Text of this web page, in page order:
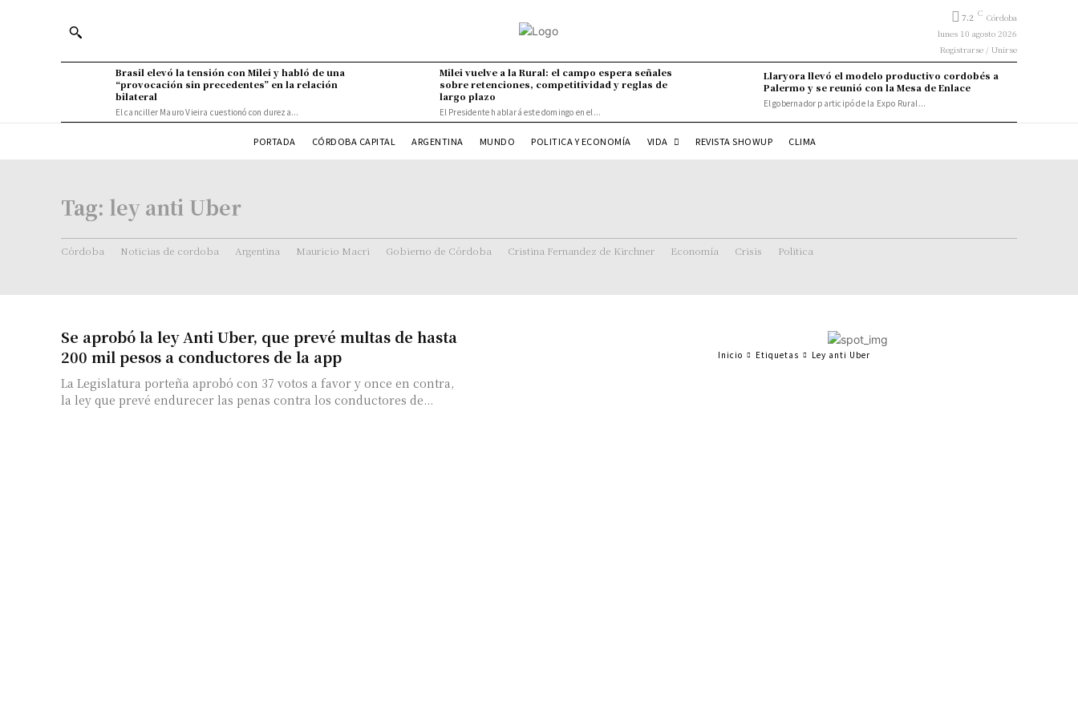
7.2 C Córdoba
lunes 10 agosto 2026
Registrarse / Unirse
Brasil elevó la tensión con Milei y habló de una
“provocación sin precedentes” en la relación
bilateral
El canciller Mauro Vieira cuestionó con dureza...
Milei vuelve a la Rural: el campo espera señales
sobre retenciones, competitividad y reglas de
largo plazo
El Presidente hablará este domingo en el...
Llaryora llevó el modelo productivo cordobés a
Palermo y se reunió con la Mesa de Enlace
El gobernador participó de la Expo Rural...
PORTADA CÓRDOBA CAPITAL ARGENTINA MUNDO POLITICA Y ECONOMÍA VIDA REVISTA SHOWUP CLIMA
Tag: ley anti Uber
Córdoba Noticias de cordoba Argentina Mauricio Macri Gobierno de Córdoba Cristina Fernandez de Kirchner Economía Crisis Politica
Se aprobó la ley Anti Uber, que prevé multas de hasta
200 mil pesos a conductores de la app
La Legislatura porteña aprobó con 37 votos a favor y once en contra,
la ley que prevé endurecer las penas contra los conductores de...
Inicio Etiquetas Ley anti Uber